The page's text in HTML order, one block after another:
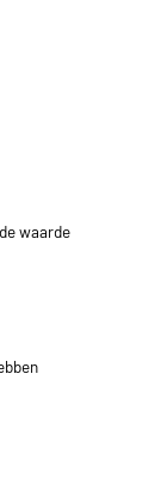
waarde